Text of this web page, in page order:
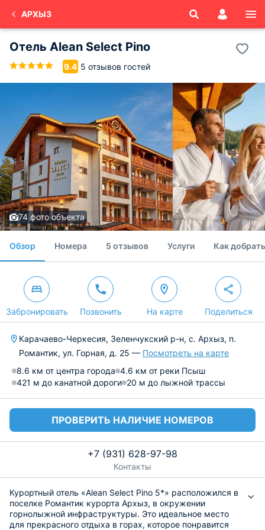
АРХЫЗ
Отель Alean Select Pino
9.4 5 отзывов гостей
74 фото объекта
Обзор Номера 5 отзывов Услуги Как
Забронировать Позвонить На карте Поделиться
Карачаево-Черкесия, Зеленчукский р-н, с. Архыз, п.
Романтик, ул. Горная, д. 25 — Посмотреть на карте
8.6 км от центра города 4.6 км от реки Псыш
421 м до канатной дороги 20 м до лыжной трассы
ПРОВЕРИТЬ НАЛИЧИЕ НОМЕРОВ
+7 (931) 628-97-98
Контакты
Курортный отель «Alean Select Pino 5*» расположился в
поселке Романтик курорта Архыз, в окружении
горнолыжной инфраструктуры. Это идеальное место
для прекрасного отдыха в горах, которое понравится